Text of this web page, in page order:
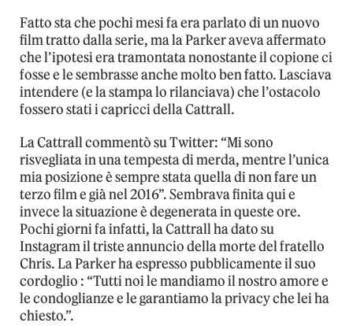
Fatto sta che pochi mesi fa era parlato di un nuovo
film tratto dalla serie, ma la Parker aveva affermato
che l’ipotesi era tramontata nonostante il copione ci
fosse e le sembrasse anche molto ben fatto. Lasciava
intendere (e la stampa lo rilanciava) che l’ostacolo
fossero stati i capricci della Cattrall.
La Cattrall commentò su Twitter: “Mi sono
risvegliata in una tempesta di merda, mentre l’unica
mia posizione è sempre stata quella di non fare un
terzo film e già nel 2016”. Sembrava finita qui e
invece la situazione è degenerata in queste ore.
Pochi giorni fa infatti, la Cattrall ha dato su
Instagram il triste annuncio della morte del fratello
Chris. La Parker ha espresso pubblicamente il suo
cordoglio : “Tutti noi le mandiamo il nostro amore e
le condoglianze e le garantiamo la privacy che lei ha
chiesto.”.